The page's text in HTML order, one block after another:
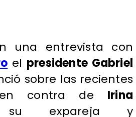
una entrevista con
el presidente Gabriel
sobre las recientes
en contra de Irina
expareja y